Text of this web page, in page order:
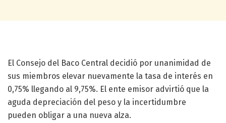
El Consejo del Baco Central decidió por unanimidad de
sus miembros elevar nuevamente la tasa de interés en
0,75% llegando al 9,75%. El ente emisor advirtió que la
aguda depreciación del peso y la incertidumbre
pueden obligar a una nueva alza.